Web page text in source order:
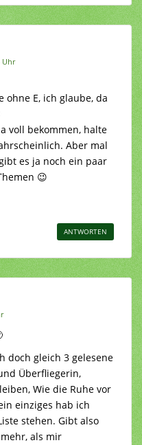
Uhr
ohne E, ich glaube, da
voll bekommen, halte
Aber mal
es ja noch ein paar
😉
ANTWORTEN
doch gleich 3 gelesene
Überfliegerin,
Wie die Ruhe vor
einziges hab ich
stehen. Gibt also
als mir